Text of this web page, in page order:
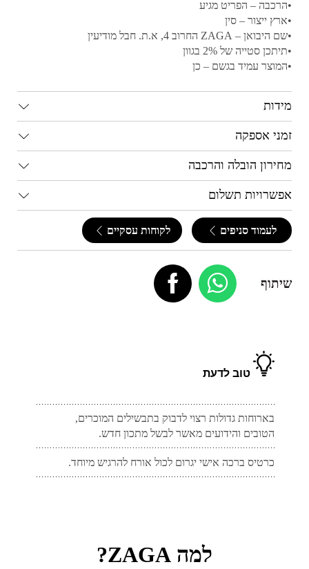
•הרכבה – הפריט מגיע
•ארץ ייצור – סין
•שם היבואן – ZAGA החרוב 4, א.ת. חבל מודיעין
•תיתכן סטייה של 2% בגוון
•המוצר עמיד בגשם – כן
מידות
זמני אספקה
מחירון הובלה והרכבה
אפשרויות תשלום
לעמוד סניפים לקוחות עסקיים
שיתוף
טוב לדעת
בארוחות גדולות רצוי לדבוק בתבשילים המוכרים,
הטובים והידועים מאשר לבשל מתכון חדש.
כרטיס ברכה אישי יגרום לכול אורח להרגיש מיוחד.
למה ZAGA?